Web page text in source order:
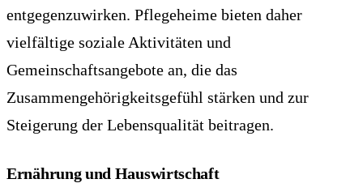
entgegenzuwirken. Pflegeheime bieten daher
vielfältige soziale Aktivitäten und
Gemeinschaftsangebote an, die das
Zusammengehörigkeitsgefühl stärken und zur
Steigerung der Lebensqualität beitragen.
Ernährung und Hauswirtschaft